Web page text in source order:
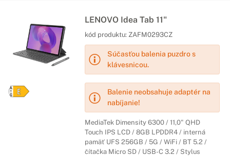
LENOVO Idea Tab 11"
kód produktu: ZAFM0293CZ
Súčasťou balenia puzdro s
klávesnicou.
Balenie neobsahuje adaptér na
nabíjanie!
MediaTek Dimensity 6300 / 11,0" QHD
Touch IPS LCD / 8GB LPDDR4 / interná
pamäť UFS 256GB / 5G / WiFi / BT 5.2 /
čítačka Micro SD / USB-C 3.2 / Stylus